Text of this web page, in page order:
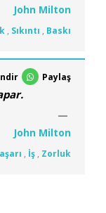
John Milton
, Sıkıntı , Baskı
Paylaş
John Milton
, İş , Zorluk